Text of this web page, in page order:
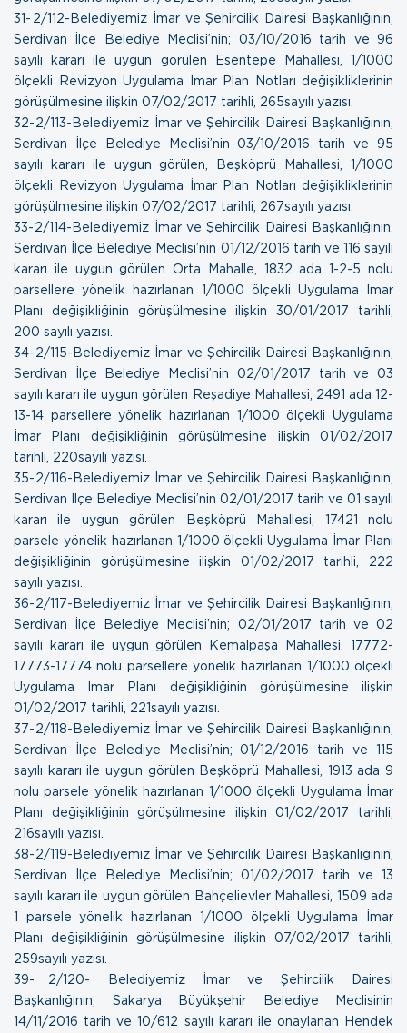
31- 2/112-Belediyemiz İmar ve Şehircilik Dairesi Başkanlığının,
Serdivan İlçe Belediye Meclisi’nin; 03/10/2016 tarih ve 96
sayılı kararı ile uygun görülen Esentepe Mahallesi, 1/1000
ölçekli Revizyon Uygulama İmar Plan Notları değişikliklerinin
görüşülmesine ilişkin 07/02/2017 tarihli, 265sayılı yazısı.
32- 2/113-Belediyemiz İmar ve Şehircilik Dairesi Başkanlığının,
Serdivan İlçe Belediye Meclisi’nin 03/10/2016 tarih ve 95
sayılı kararı ile uygun görülen, Beşköprü Mahallesi, 1/1000
ölçekli Revizyon Uygulama İmar Plan Notları değişikliklerinin
görüşülmesine ilişkin 07/02/2017 tarihli, 267sayılı yazısı.
33- 2/114-Belediyemiz İmar ve Şehircilik Dairesi Başkanlığının,
Serdivan İlçe Belediye Meclisi’nin 01/12/2016 tarih ve 116 sayılı
kararı ile uygun görülen Orta Mahalle, 1832 ada 1-2-5 nolu
parsellere yönelik hazırlanan 1/1000 ölçekli Uygulama İmar
Planı değişikliğinin görüşülmesine ilişkin30/01/2017 tarihli,
200 sayılı yazısı.
34- 2/115-Belediyemiz İmar ve Şehircilik Dairesi Başkanlığının,
Serdivan İlçe Belediye Meclisi’nin 02/01/2017 tarih ve 03
sayılı kararı ile uygun görülen Reşadiye Mahallesi, 2491 ada 12-
13-14 parsellere yönelik hazırlanan 1/1000 ölçekli Uygulama
İmar Planı değişikliğinin görüşülmesine ilişkin 01/02/2017
tarihli, 220sayılı yazısı.
35- 2/116-Belediyemiz İmar ve Şehircilik Dairesi Başkanlığının,
Serdivan İlçe Belediye Meclisi’nin 02/01/2017 tarih ve 01 sayılı
kararı ile uygun görülen Beşköprü Mahallesi, 17421 nolu
parsele yönelik hazırlanan 1/1000 ölçekli Uygulama İmar Planı
değişikliğinin görüşülmesine ilişkin 01/02/2017 tarihli, 222
sayılı yazısı.
36- 2/117-Belediyemiz İmar ve Şehircilik Dairesi Başkanlığının,
Serdivan İlçe Belediye Meclisi’nin; 02/01/2017 tarih ve 02
sayılı kararı ile uygun görülen Kemalpaşa Mahallesi, 17772-
17773-17774 nolu parsellere yönelik hazırlanan 1/1000 ölçekli
Uygulama İmar Planı değişikliğinin görüşülmesine ilişkin
01/02/2017 tarihli, 221sayılı yazısı.
37- 2/118-Belediyemiz İmar ve Şehircilik Dairesi Başkanlığının,
Serdivan İlçe Belediye Meclisi’nin; 01/12/2016 tarih ve 115
sayılı kararı ile uygun görülen Beşköprü Mahallesi, 1913 ada 9
nolu parsele yönelik hazırlanan 1/1000 ölçekli Uygulama İmar
Planı değişikliğinin görüşülmesine ilişkin01/02/2017 tarihli,
216sayılı yazısı.
38- 2/119-Belediyemiz İmar ve Şehircilik Dairesi Başkanlığının,
Serdivan İlçe Belediye Meclisi’nin; 01/02/2017 tarih ve 13
sayılı kararı ile uygun görülen Bahçelievler Mahallesi, 1509 ada
1 parsele yönelik hazırlanan 1/1000 ölçekli Uygulama İmar
Planı değişikliğinin görüşülmesine ilişkin 07/02/2017 tarihli,
259sayılı yazısı.
39- 2/120- Belediyemiz İmar ve Şehircilik Dairesi
Başkanlığının, Sakarya Büyükşehir Belediye Meclisinin
14/11/2016 tarih ve 10/612 sayılı kararı ile onaylanan Hendek